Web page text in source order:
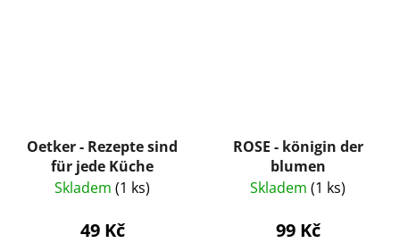
Oetker - Rezepte sind
für jede Küche
Skladem (1 ks)
49 Kč
ROSE - königin der
blumen
Skladem (1 ks)
99 Kč